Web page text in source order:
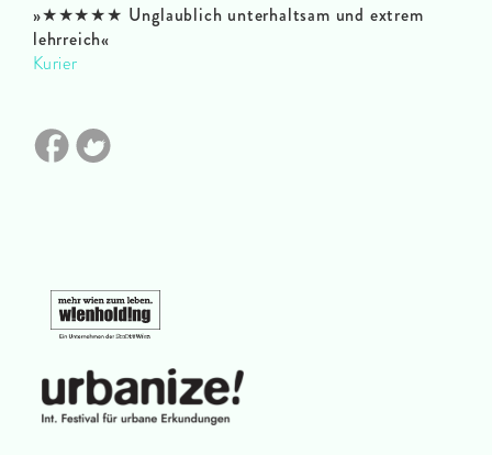
»★★★★★ Unglaublich unterhaltsam und extrem
lehrreich«
Kurier